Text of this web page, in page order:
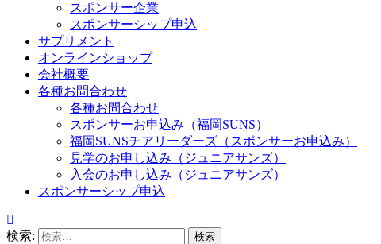
スポンサー企業
スポンサーシップ申込
サプリメント
オンラインショップ
会社概要
各種お問合わせ
各種お問合わせ
スポンサーお申込み（福岡SUNS）
福岡SUNSチアリーダーズ（スポンサーお申込み）
見学のお申し込み（ジュニアサンズ）
入会のお申し込み（ジュニアサンズ）
スポンサーシップ申込
検索: